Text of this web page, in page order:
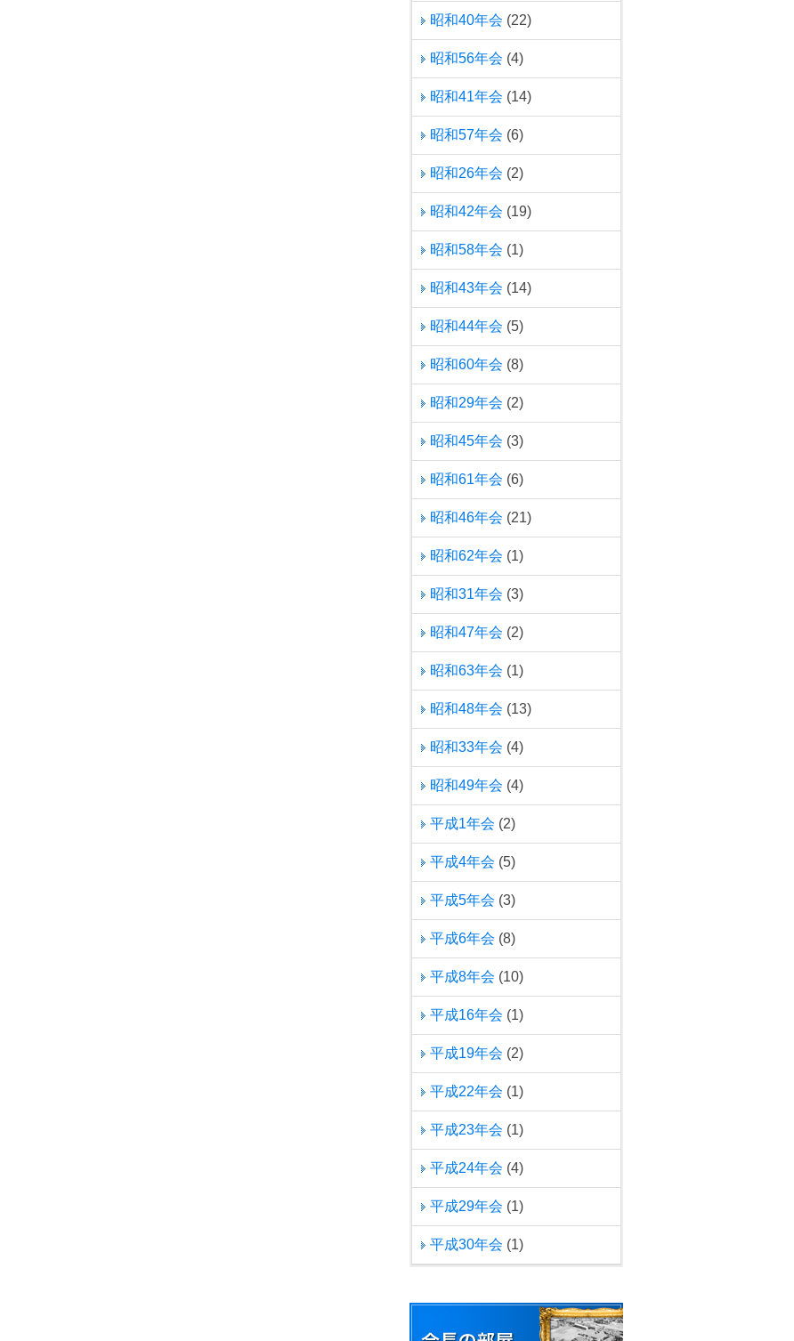
昭和40年会 (22)
昭和56年会 (4)
昭和41年会 (14)
昭和57年会 (6)
昭和26年会 (2)
昭和42年会 (19)
昭和58年会 (1)
昭和43年会 (14)
昭和44年会 (5)
昭和60年会 (8)
昭和29年会 (2)
昭和45年会 (3)
昭和61年会 (6)
昭和46年会 (21)
昭和62年会 (1)
昭和31年会 (3)
昭和47年会 (2)
昭和63年会 (1)
昭和48年会 (13)
昭和33年会 (4)
昭和49年会 (4)
平成1年会 (2)
平成4年会 (5)
平成5年会 (3)
平成6年会 (8)
平成8年会 (10)
平成16年会 (1)
平成19年会 (2)
平成22年会 (1)
平成23年会 (1)
平成24年会 (4)
平成29年会 (1)
平成30年会 (1)